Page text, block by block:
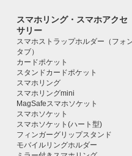
スマホリング・スマホアクセ
サリー
スマホストラップホルダー（フォ
タブ）
カードポケット
スタンドカードポケット
スマホリング
スマホリングmini
MagSafeスマホソケット
スマホソケット
スマホソケット(ハート型)
フィンガーグリップスタンド
モバイルリングホルダー